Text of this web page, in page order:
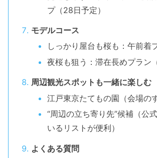
プ（28日予定）
モデルコース
しっかり屋台も桜も：午前着
夜桜も狙う：滞在長めプラン
周辺観光スポットも一緒に楽しむ
江戸東京たてもの園（会場の
“周辺の立ち寄り先”候補（公
いるリストが便利）
よくある質問